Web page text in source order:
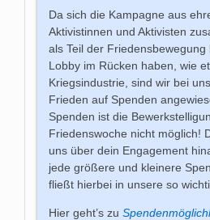
Da sich die Kampagne aus
Aktivistinnen und Aktivisten
als Teil der
Lobby im Rücken haben, wie
Kriegsindustrie, sind wir bei
Frieden auf Spenden
Spenden ist die
Friedenswoche nicht möglich!
uns über dein Engagement
jede größere und kleinere
fließt hierbei in unsere so
Hier geht’s zu